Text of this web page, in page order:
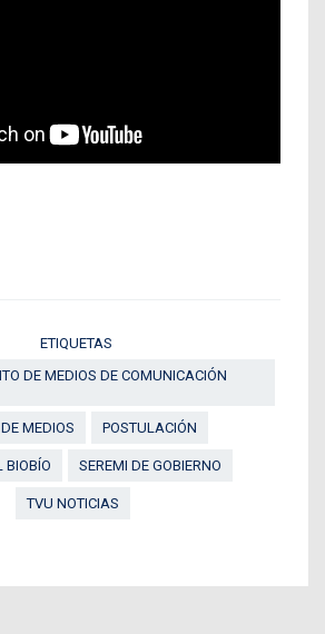
ETIQUETAS
DE MEDIOS DE COMUNICACIÓN
MEDIOS POSTULACIÓN
BIOBÍO SEREMI DE GOBIERNO
TVU NOTICIAS